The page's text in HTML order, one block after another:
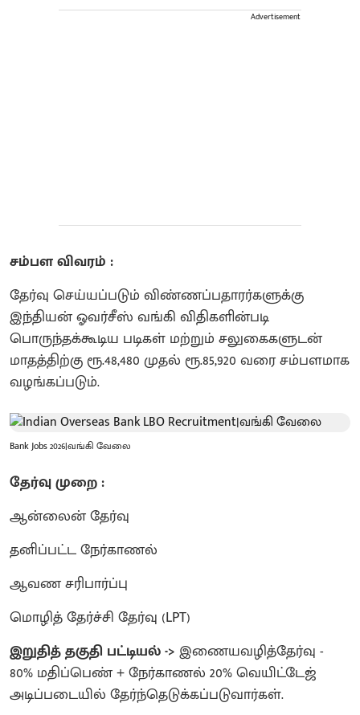
Advertisement
சம்பள விவரம் :
தேர்வு செய்யப்படும் விண்ணப்பதாரர்களுக்கு
இந்தியன் ஓவர்சீஸ் வங்கி விதிகளின்படி
பொருந்தக்கூடிய படிகள் மற்றும் சலுகைகளுடன்
மாதத்திற்கு ரூ.48,480 முதல் ரூ.85,920 வரை சம்பளமாக
வழங்கப்படும்.
Bank Jobs 2026|வங்கி வேலை
தேர்வு முறை :
ஆன்லைன் தேர்வு
தனிப்பட்ட நேர்காணல்
ஆவண சரிபார்ப்பு
மொழித் தேர்ச்சி தேர்வு (LPT)
இறுதித் தகுதி பட்டியல் -> இணையவழித்தேர்வு -
80% மதிப்பெண் + நேர்காணல் 20% வெயிட்டேஜ்
அடிப்படையில் தேர்ந்தெடுக்கப்படுவார்கள்.